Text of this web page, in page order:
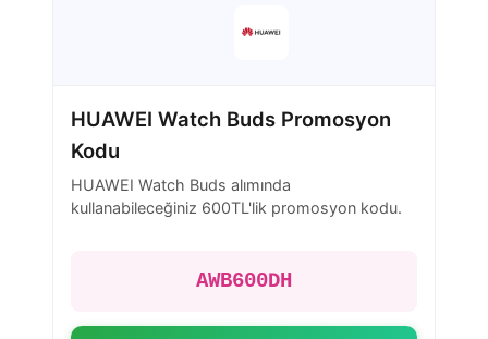
HUAWEI Watch Buds Promosyon
Kodu
HUAWEI Watch Buds alımında
kullanabileceğiniz 600TL'lik promosyon kodu.
AWB600DH